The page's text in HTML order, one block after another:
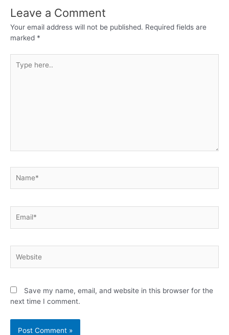
Leave a Comment
Your email address will not be published. Required fields are
marked *
Save my name, email, and website in this browser for the
next time I comment.